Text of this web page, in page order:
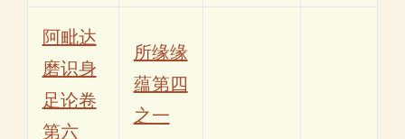
阿毗达
磨识身
足论卷
第六
所缘缘
蕴第四
之一